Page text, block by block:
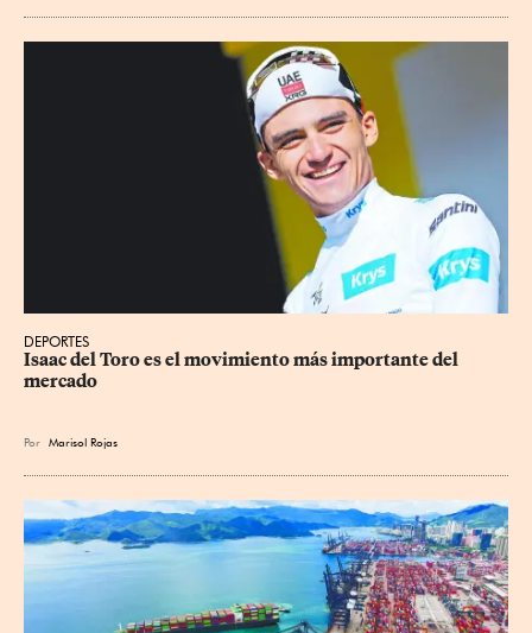
DEPORTES
Isaac del Toro es el movimiento más importante del
mercado
Por Marisol Rojas